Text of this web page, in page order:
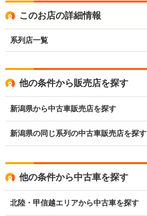
このお店の詳細情報
系列店一覧
他の条件から販売店を探す
新潟県から中古車販売店を探す
新潟県の同じ系列の中古車販売店を探す
他の条件から中古車を探す
北陸・甲信越エリアから中古車を探す